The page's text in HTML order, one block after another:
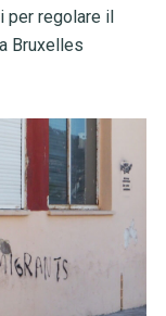
per regolare il
Bruxelles